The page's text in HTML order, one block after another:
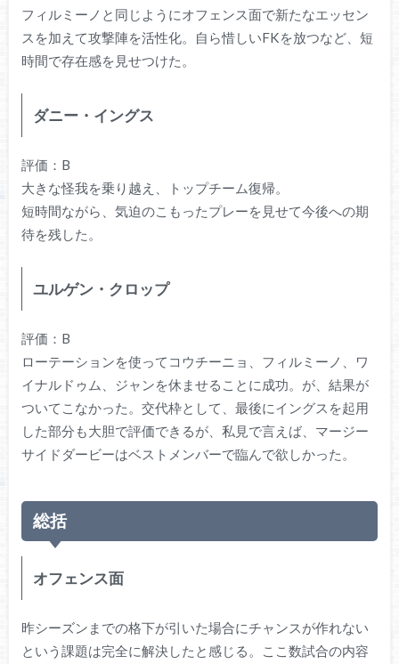
フィルミーノと同じようにオフェンス面で新たなエッセン
スを加えて攻撃陣を活性化。自ら惜しいFKを放つなど、短
時間で存在感を見せつけた。
ダニー・イングス
評価：B
大きな怪我を乗り越え、トップチーム復帰。
短時間ながら、気迫のこもったプレーを見せて今後への期
待を残した。
ユルゲン・クロップ
評価：B
ローテーションを使ってコウチーニョ、フィルミーノ、ワ
イナルドゥム、ジャンを休ませることに成功。が、結果が
ついてこなかった。交代枠として、最後にイングスを起用
した部分も大胆で評価できるが、私見で言えば、マージー
サイドダービーはベストメンバーで臨んで欲しかった。
総括
オフェンス面
昨シーズンまでの格下が引いた場合にチャンスが作れない
という課題は完全に解決したと感じる。ここ数試合の内容